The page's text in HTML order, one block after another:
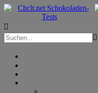

